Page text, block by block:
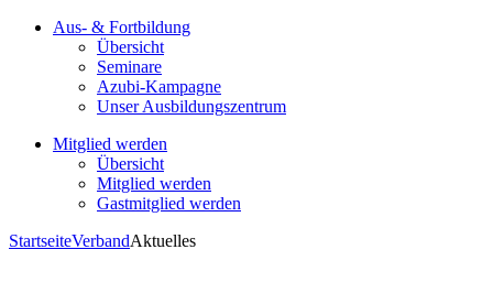
Aus- & Fortbildung
Übersicht
Seminare
Azubi-Kampagne
Unser Ausbildungszentrum
Mitglied werden
Übersicht
Mitglied werden
Gastmitglied werden
StartseiteVerbandAktuelles